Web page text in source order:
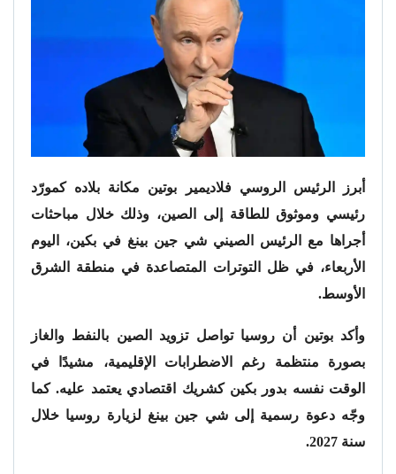
أبرز الرئيس الروسي فلاديمير بوتين مكانة بلاده كمورّد
رئيسي وموثوق للطاقة إلى الصين، وذلك خلال مباحثات
أجراها مع الرئيس الصيني شي جين بينغ في بكين، اليوم
الأربعاء، في ظل التوترات المتصاعدة في منطقة الشرق
الأوسط.
وأكد بوتين أن روسيا تواصل تزويد الصين بالنفط والغاز
بصورة منتظمة رغم الاضطرابات الإقليمية، مشيدًا في
الوقت نفسه بدور بكين كشريك اقتصادي يعتمد عليه. كما
وجّه دعوة رسمية إلى شي جين بينغ لزيارة روسيا خلال
سنة 2027.